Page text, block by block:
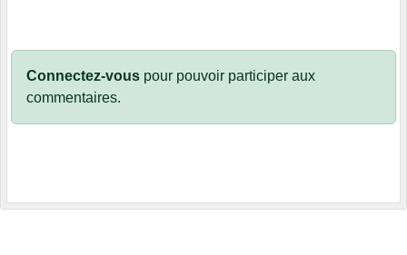
Connectez-vous pour pouvoir participer aux
commentaires.